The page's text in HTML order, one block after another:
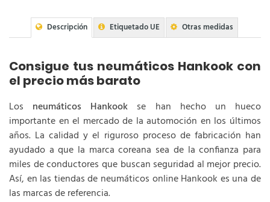
Descripción Etiquetado UE Otras medidas
Consigue tus neumáticos Hankook con
el precio más barato
Los neumáticos Hankook se han hecho un hueco
importante en el mercado de la automoción en los últimos
años. La calidad y el riguroso proceso de fabricación han
ayudado a que la marca coreana sea de la confianza para
miles de conductores que buscan seguridad al mejor precio.
Así, en las tiendas de neumáticos online Hankook es una de
las marcas de referencia.